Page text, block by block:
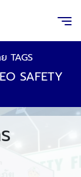
TAGS
SAFETY